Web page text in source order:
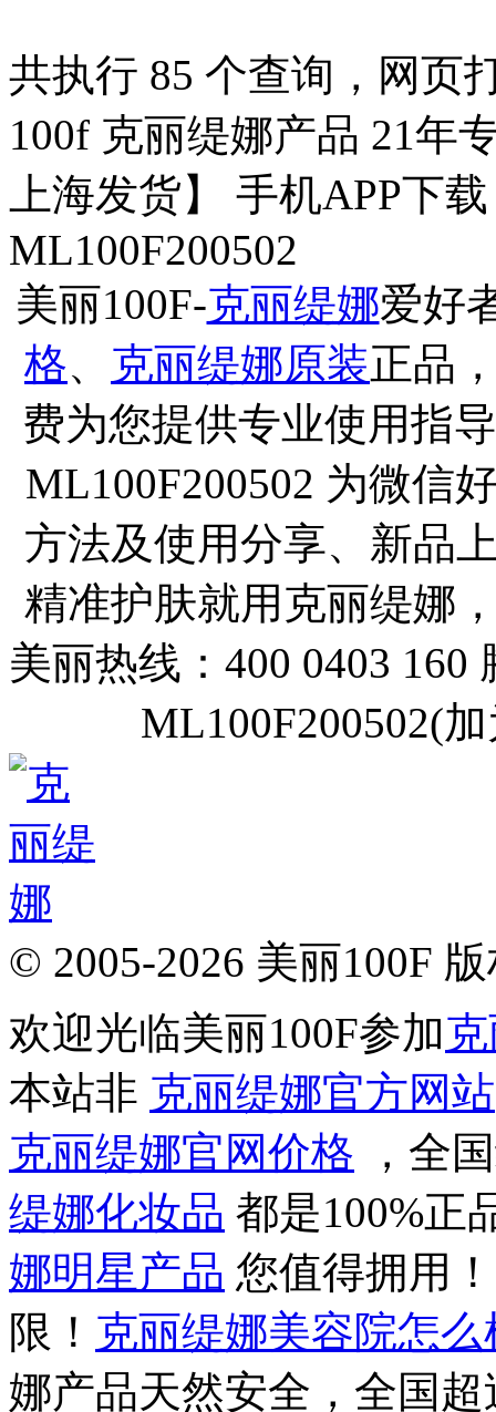
共执行 85 个查询，网页
100f 克丽缇娜产品 21年
上海发货】 手机APP下
ML100F200502
美丽100F-克丽缇娜爱好
格、 克丽缇娜原装正品
费为您提供专业使用指
ML100F200502 为微信
方法及使用分享、新品
精准护肤就用克丽缇娜
美丽热线：400 0403 160
ML100F200502(
© 2005-2026 美丽100F
欢迎光临美丽100F参加
本站非 克丽缇娜官方网站
克丽缇娜官网价格 ，全
缇娜化妆品 都是100%正
娜明星产品 您值得拥用
限！ 克丽缇娜美容院怎么
娜产品天然安全，全国